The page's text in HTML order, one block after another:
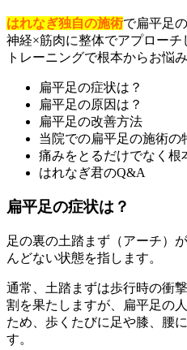
はれなぎ独自の施術で扁平足
神経×筋肉に整体でアプロー
トレーニングで根本からお悩み
扁平足の症状は？
扁平足の原因は？
扁平足の改善方法
当院での扁平足の施術の
痛みをとるだけでなく根
はれなぎ君のQ&A
扁平足の症状は？
足の裏の土踏まず（アーチ）
んどない状態を指します。
通常、土踏まずは歩行時の衝
割を果たしますが、扁平足の
ため、歩くたびに足や膝、腰
す。